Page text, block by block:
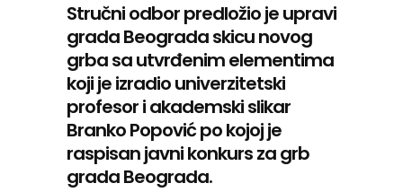
Stručni odbor predložio je upravi
grada Beograda skicu novog
grba sa utvrđenim elementima
koji je izradio univerzitetski
profesor i akademski slikar
Branko Popović po kojoj je
raspisan javni konkurs za grb
grada Beograda.